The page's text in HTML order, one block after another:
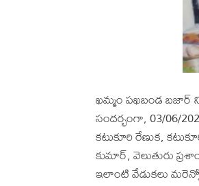
ఖమ్మం పఖబండ బజార్
సందర్భంగా, 03/06/
కటుకూరి రేణుక,
కుమార్, వెలుతురు
ఇలాంటి వేడుకలు